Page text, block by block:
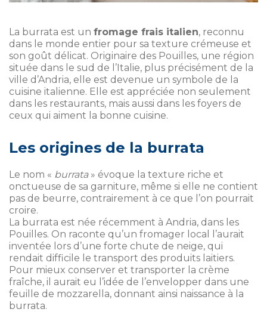
La burrata est un fromage frais italien, reconnu
dans le monde entier pour sa texture crémeuse et
son goût délicat. Originaire des Pouilles, une région
située dans le sud de l’Italie, plus précisément de la
ville d’Andria, elle est devenue un symbole de la
cuisine italienne. Elle est appréciée non seulement
dans les restaurants, mais aussi dans les foyers de
ceux qui aiment la bonne cuisine.
Les origines de la burrata
Le nom « burrata» évoque la texture riche et
onctueuse de sa garniture, même si elle ne contient
pas de beurre, contrairement à ce que l’on pourrait
croire.
La burrata est née récemment à Andria, dans les
Pouilles. On raconte qu’un fromager local l’aurait
inventée lors d’une forte chute de neige, qui
rendait difficile le transport des produits laitiers.
Pour mieux conserver et transporter la crème
fraîche, il aurait eu l’idée de l’envelopper dans une
feuille de mozzarella, donnant ainsi naissance à la
burrata.